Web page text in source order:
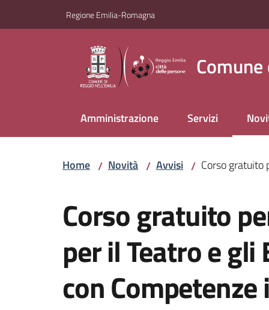
Regione Emilia-Romagna
Amministrazione Servizi
Home / Novità / Avvisi / Corso gratuito
Corso gratuito
per il Teatro e
con Competenze